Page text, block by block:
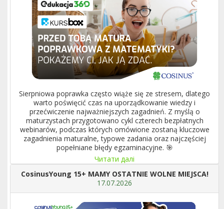
Sierpniowa poprawka często wiąże się ze stresem, dlatego
warto poświęcić czas na uporządkowanie wiedzy i
przećwiczenie najważniejszych zagadnień. Z myślą o
maturzystach przygotowano cykl czterech bezpłatnych
webinarów, podczas których omówione zostaną kluczowe
zagadnienia maturalne, typowe zadania oraz najczęściej
popełniane błędy egzaminacyjne. 🎯
Читати далі
CosinusYoung 15+ MAMY OSTATNIE WOLNE MIEJSCA!
17.07.2026